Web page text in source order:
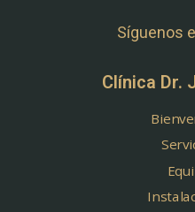
Síguenos
Clínica Dr.